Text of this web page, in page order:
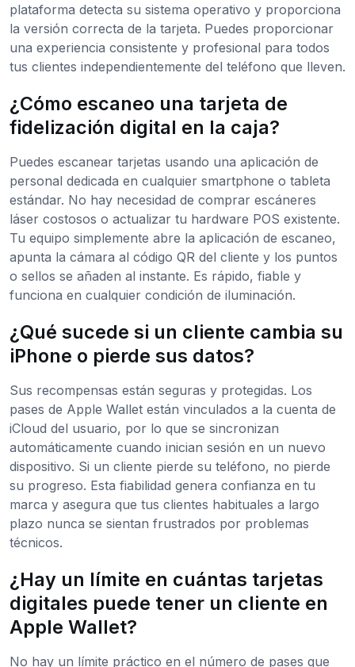
plataforma detecta su sistema operativo y proporciona
la versión correcta de la tarjeta. Puedes proporcionar
una experiencia consistente y profesional para todos
tus clientes independientemente del teléfono que lleven.
¿Cómo escaneo una tarjeta de
fidelización digital en la caja?
Puedes escanear tarjetas usando una aplicación de
personal dedicada en cualquier smartphone o tableta
estándar. No hay necesidad de comprar escáneres
láser costosos o actualizar tu hardware POS existente.
Tu equipo simplemente abre la aplicación de escaneo,
apunta la cámara al código QR del cliente y los puntos
o sellos se añaden al instante. Es rápido, fiable y
funciona en cualquier condición de iluminación.
¿Qué sucede si un cliente cambia su
iPhone o pierde sus datos?
Sus recompensas están seguras y protegidas. Los
pases de Apple Wallet están vinculados a la cuenta de
iCloud del usuario, por lo que se sincronizan
automáticamente cuando inician sesión en un nuevo
dispositivo. Si un cliente pierde su teléfono, no pierde
su progreso. Esta fiabilidad genera confianza en tu
marca y asegura que tus clientes habituales a largo
plazo nunca se sientan frustrados por problemas
técnicos.
¿Hay un límite en cuántas tarjetas
digitales puede tener un cliente en
Apple Wallet?
No hay un límite práctico en el número de pases que